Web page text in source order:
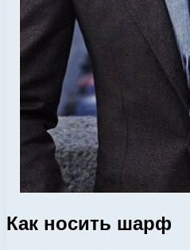
Как носить шарф